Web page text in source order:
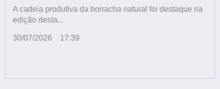
A cadeia produtiva da borracha natural foi destaque na
edição desta...
30/07/2026 17:39